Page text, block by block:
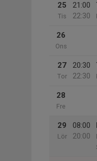
25
Tis
21:00
22:30
26
Ons
27
Tor
20:30
22:30
28
Fre
29
Lör
08:00
20:00